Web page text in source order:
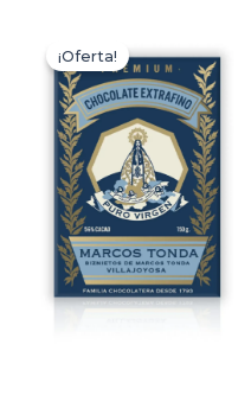
¡Oferta!
original
era:
5,00 €.
actual
es:
4,00 €.